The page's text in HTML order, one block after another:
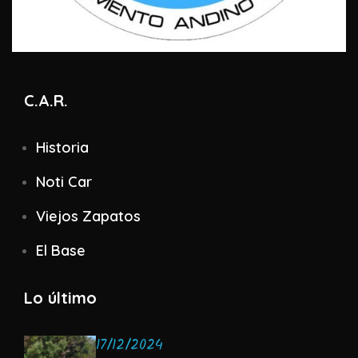
C.A.R.
Historia
Noti Car
Viejos Zapatos
El Base
Lo último
17/12/2024